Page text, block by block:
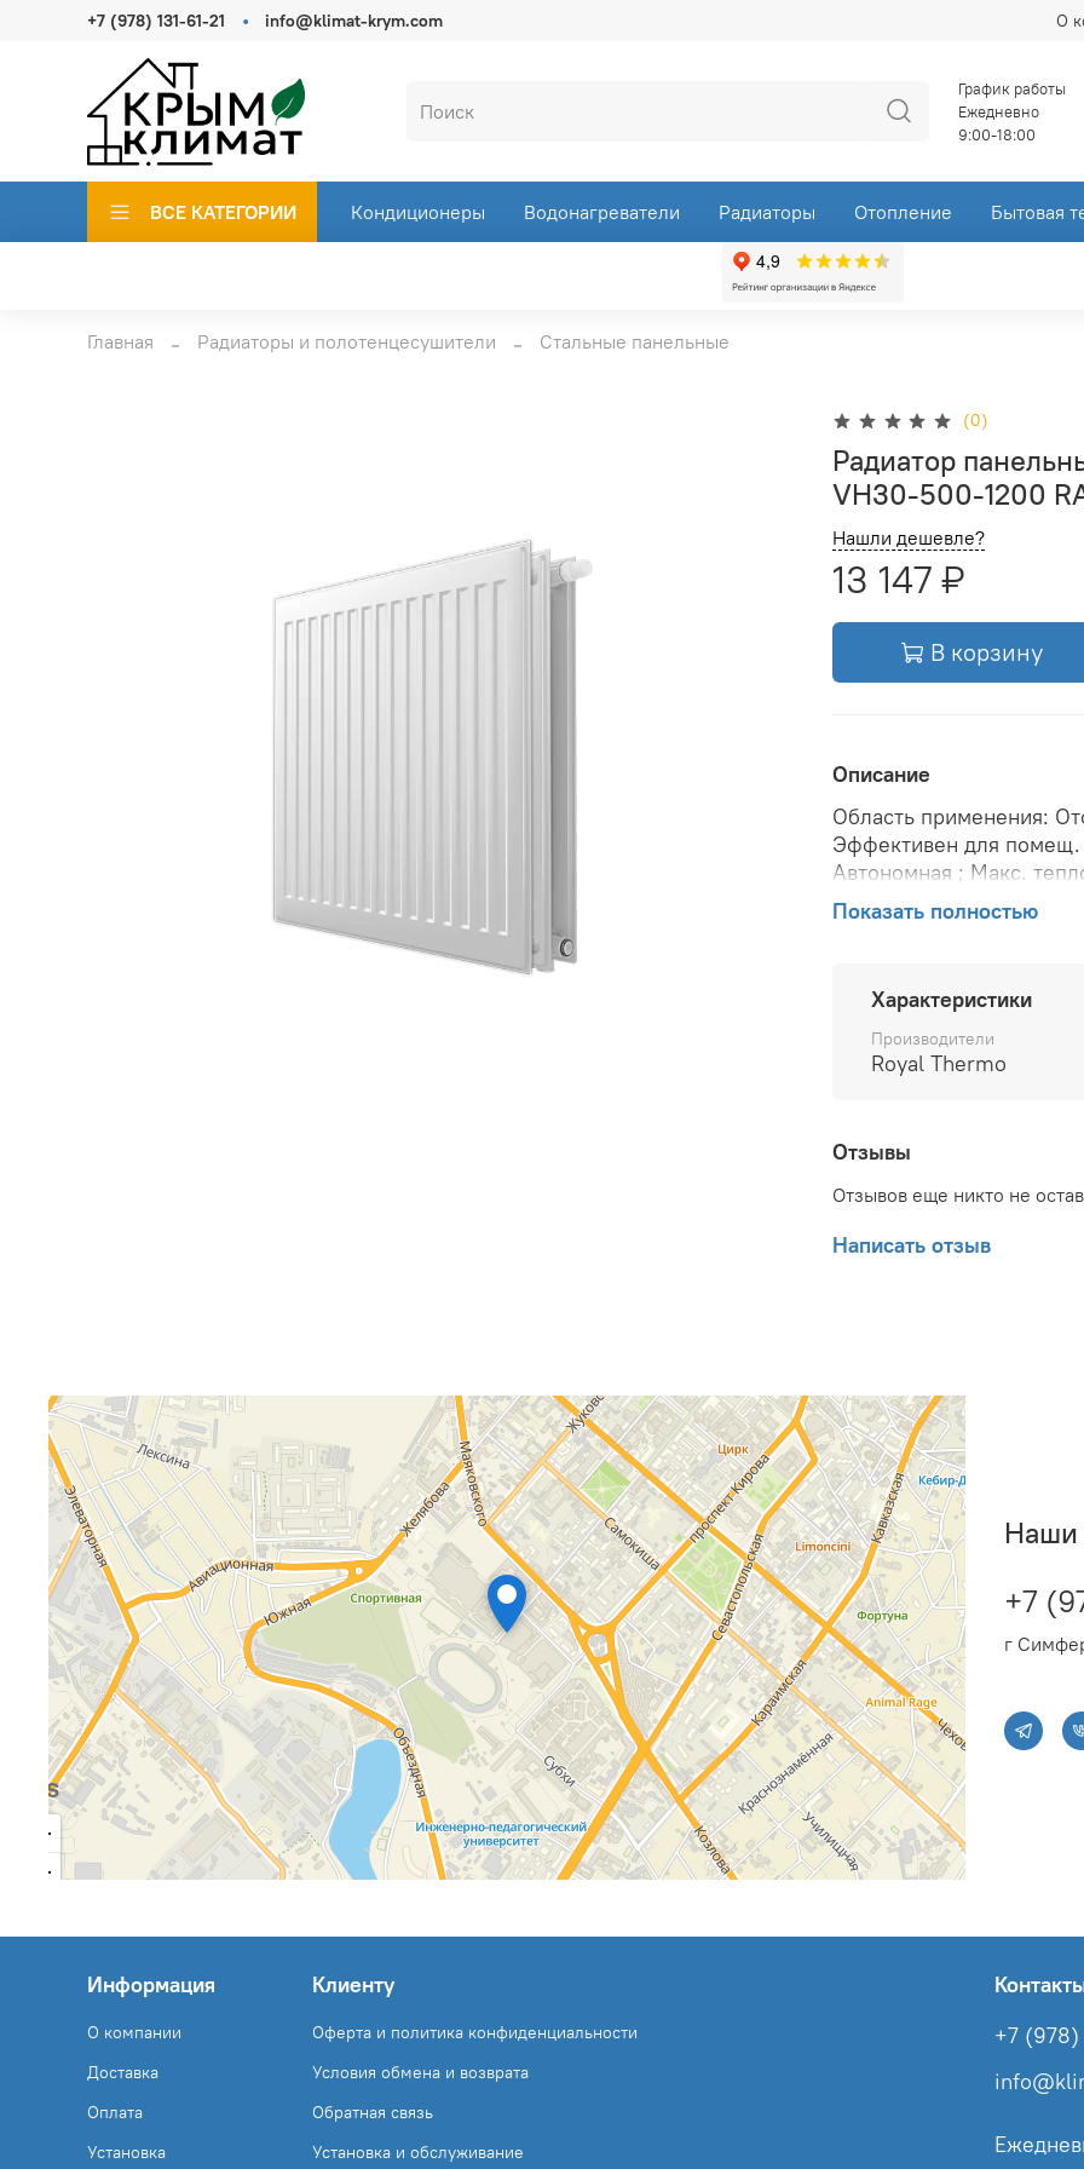
О
+7 (978) 131-61-21 info@klimat-krym.com
График работы
Ежедневно
9:00-18:00
ВСЕ КАТЕГОРИИ Кондиционеры Водонагреватели Радиаторы Отопление Бытовая
Главная Радиаторы и полотенцесушители Стальные панельные
(0)
Радиатор
VH30-500-1200
Нашли дешевле?
13 147 ₽
В корзину
Описание
Область применения:
Эффективен для
Автономная ; Макс.
рабочее давление: 10
при Δt 70: 2462 Вт;
Межосевое
воды в радиаторе:
подключения: Нижнее ;
Глубина упаковки
документ: Гарантийный
Показать полностью
Характеристики
Производители
Royal Thermo
Отзывы
Отзывов еще никто не
Написать отзыв
Наши
+7
г
Информация
О компании
Доставка
Оплата
Установка
Клиенту
Оферта и политика конфиденциальности
Условия обмена и возврата
Обратная связь
Установка и обслуживание
+7 (978)